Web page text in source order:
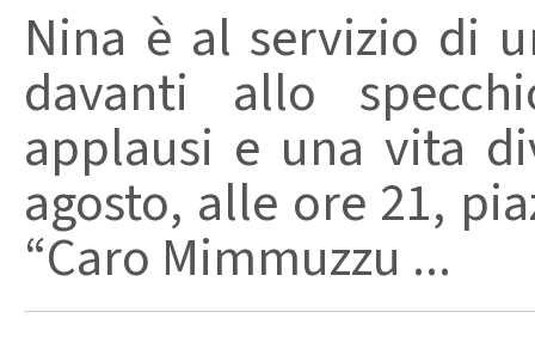
Nina è al servizio di
davanti allo
applausi e una vita
agosto, alle ore 21,
“Caro Mimmuzzu ...